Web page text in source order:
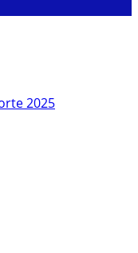
2025